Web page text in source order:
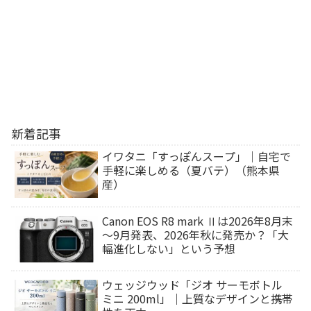
新着記事
イワタニ「すっぽんスープ」｜自宅で
手軽に楽しめる（夏バテ）（熊本県
産）
Canon EOS R8 mark Ⅱは2026年8月末
～9月発表、2026年秋に発売か？「大
幅進化しない」という予想
ウェッジウッド「ジオ サーモボトル
ミニ 200ml」｜上質なデザインと携帯